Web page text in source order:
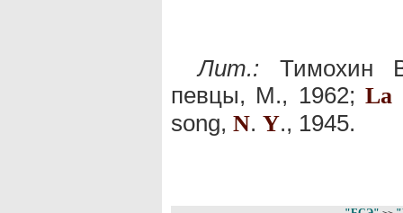
Лит.: Тимохин
певцы, М., 1962;La
song, N. Y., 1945.